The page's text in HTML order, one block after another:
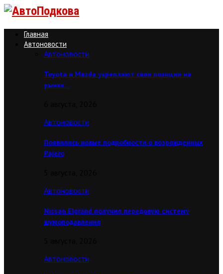
Главная
Автоновости
Автоновости
Toyota и Mazda укрепляют свои позиции на
рынке…
Автоновости
Появились новые подробности о возрожденных
Pajero
Автоновости
Nissan Elgrand получил передовую систему
шумоподавления
Автоновости